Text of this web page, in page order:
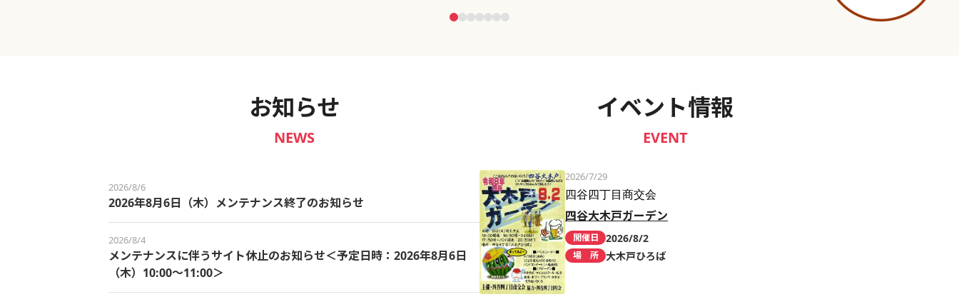
お知らせ
NEWS
2026/8/6
2026年8月6日（木）メンテナンス終了のお知らせ
2026/8/4
メンテナンスに伴うサイト休止のお知らせ＜予定日時：2026年8月6日
（木）10:00～11:00＞
イベント情報
EVENT
2026/7/29
四谷四丁目商交会
四谷大木戸ガーデン
開催日 2026/8/2
場 所 大木戸ひろば